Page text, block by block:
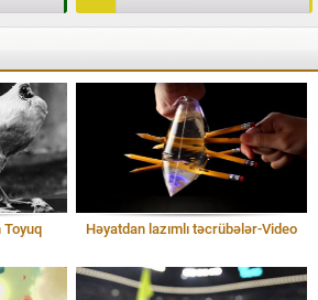
Toyuq Həyatdan lazımlı təcrübələr-Video